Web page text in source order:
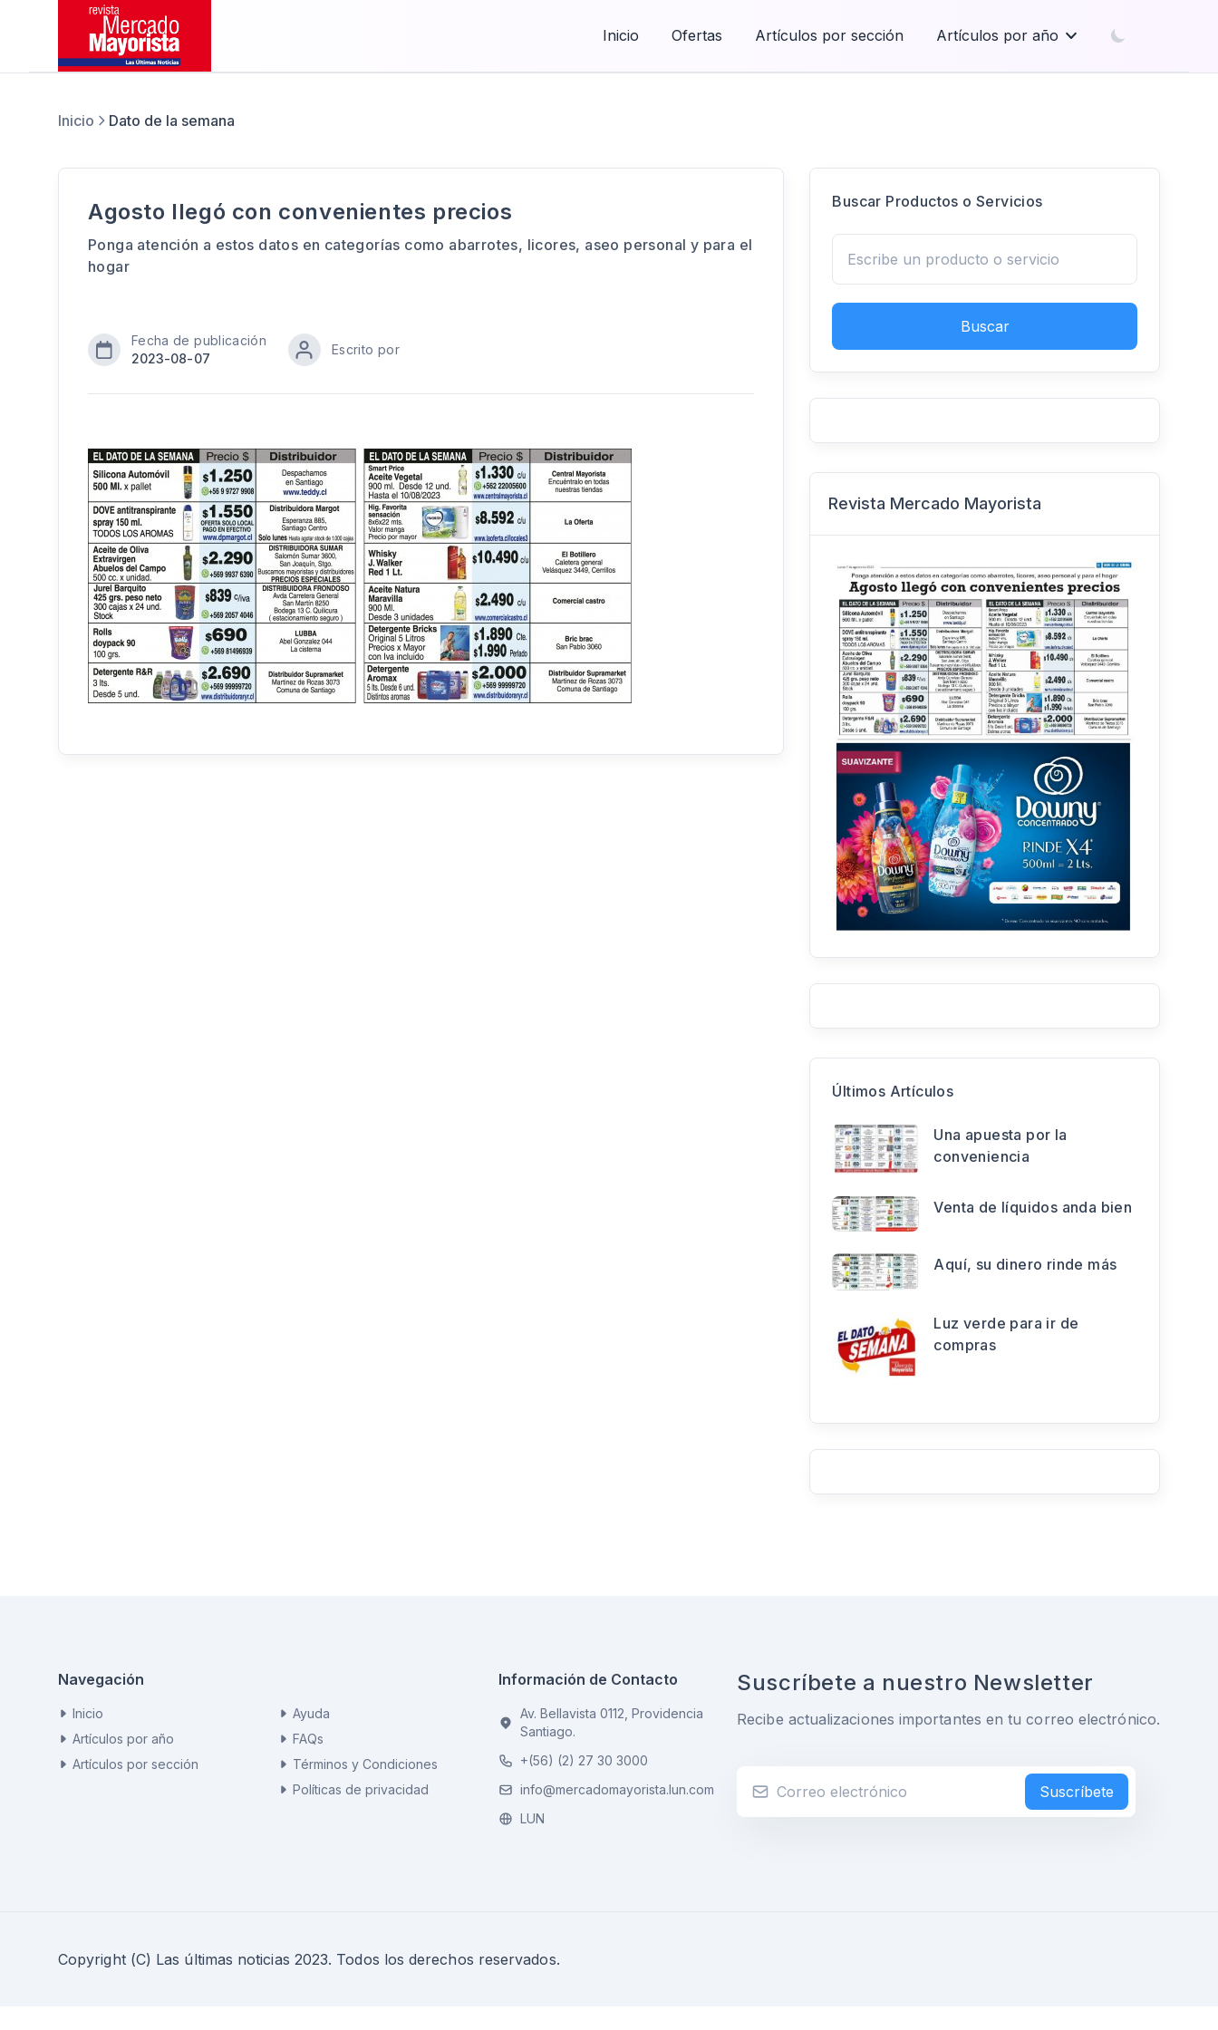
Inicio Ofertas Artículos por sección Artículos por año
Inicio Dato de la semana
Agosto llegó con convenientes precios
Ponga atención a estos datos en categorías como abarrotes, licores, aseo personal y para el
hogar
Fecha de publicación
2023-08-07
Escrito por
Buscar Productos o Servicios
Buscar
Revista Mercado Mayorista
Últimos Artículos
Una apuesta por la
conveniencia
Venta de líquidos anda bien
Aquí, su dinero rinde más
Luz verde para ir de
compras
Navegación
Inicio
Artículos por año
Artículos por sección
Ayuda
FAQs
Términos y Condiciones
Políticas de privacidad
Información de Contacto
Av. Bellavista 0112, Providencia
Santiago.
+(56) (2) 27 30 3000
info@mercadomayorista.lun.com
LUN
Suscríbete a nuestro Newsletter
Recibe actualizaciones importantes en tu correo electrónico.
Suscríbete
Copyright (C) Las últimas noticias 2023. Todos los derechos reservados.